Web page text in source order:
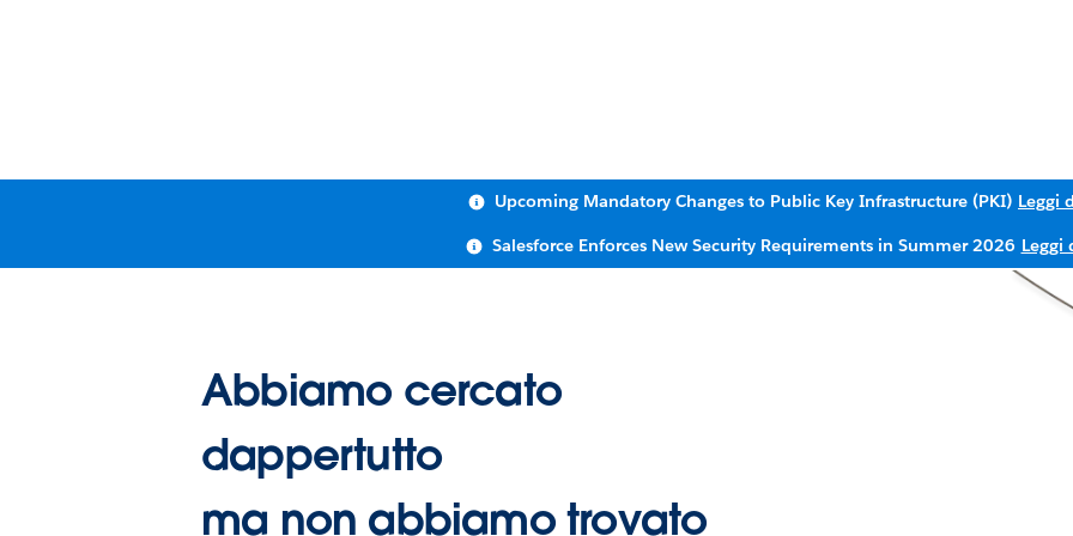
Upcoming Mandatory Changes to Public Key Infrastructure (PKI) Leggi
Salesforce Enforces New Security Requirements in Summer 2026 Leggi
Abbiamo cercato
dappertutto
ma non abbiamo trovato